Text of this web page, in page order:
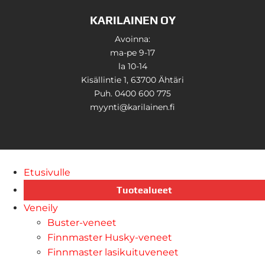
KARILAINEN OY
Avoinna:
ma-pe 9-17
la 10-14
Kisällintie 1, 63700 Ähtäri
Puh. 0400 600 775
myynti@karilainen.fi
Etusivulle
Tuotealueet
Veneily
Buster-veneet
Finnmaster Husky-veneet
Finnmaster lasikuituveneet